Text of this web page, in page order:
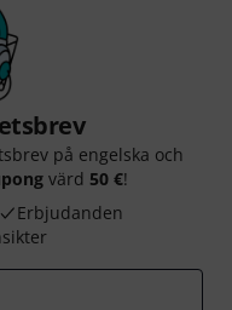
på engelska och
värd 50 €!
Erbjudanden